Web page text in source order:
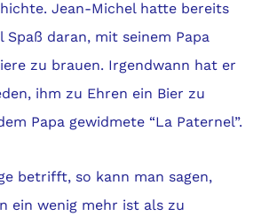
Jean-Michel hatte bereits
Spaß daran, mit seinem Papa
zu brauen. Irgendwann hat er
ihm zu Ehren ein Bier zu
Papa gewidmete “La Paternel”.
betrifft, so kann man sagen,
ein wenig mehr ist als zu